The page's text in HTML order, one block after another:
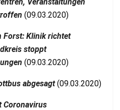
(09.03.2020)
Forst: Klinik richtet
stoppt
(09.03.2020)
abgesagt(09.03.2020)
Coronavirus